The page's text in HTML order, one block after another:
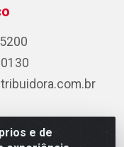
e de
de Campos, 42 -